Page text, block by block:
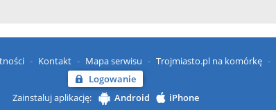
Kontakt Mapa serwisu Trojmiasto.pl na komórkę
Logowanie
Zainstaluj aplikację:
Android iPhone